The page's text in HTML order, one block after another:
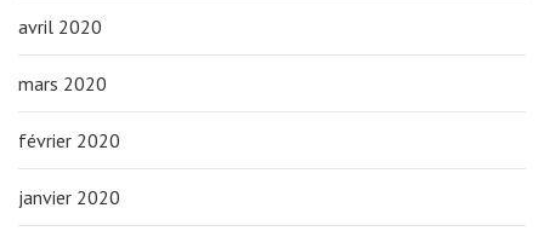
avril 2020
mars 2020
février 2020
janvier 2020